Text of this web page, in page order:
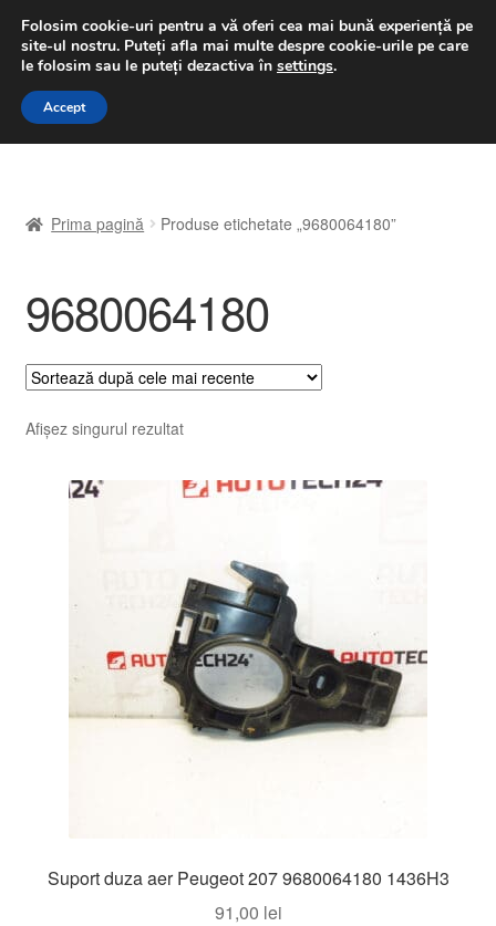
LIVRARE de la 33 lei
luni-vineri 9 a.m. - 4 p.m.031 229 6816
Sari
Sari
A lua legatura
Contul meu
Coș
Despre noi
Finalizare comandă
Livrare în toată lumea
Plățile
Termeni si conditii
Prima pagină Produse etichetate „9680064180”
9680064180
Afișez singurul rezultat
Suport duza aer Peugeot 207 9680064180 1436H3
91,00 lei
Folosim cookie-uri pentru a vă oferi cea mai bună experiență pe
site-ul nostru. Puteți afla mai multe despre cookie-urile pe care
le folosim sau le puteți dezactiva în settings.
Accept